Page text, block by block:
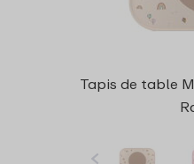
Tapis de table